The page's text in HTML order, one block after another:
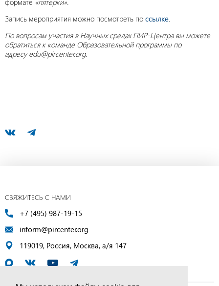
формате «пятерки».
Запись мероприятия можно посмотреть по ссылке.
По вопросам участия в Научных средах ПИР-Центра вы можете
обратиться к команде Образовательной программы по
адресу edu@pircenter.org.
СВЯЖИТЕСЬ С НАМИ
+7 (495) 987-19-15
inform@pircenter.org
119019, Россия, Москва, а/я 147